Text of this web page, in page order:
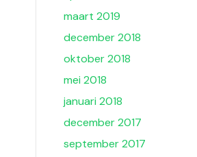
maart 2019
december 2018
oktober 2018
mei 2018
januari 2018
december 2017
september 2017